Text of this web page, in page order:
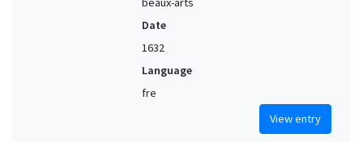
Date
1632
Language
fre
View entry